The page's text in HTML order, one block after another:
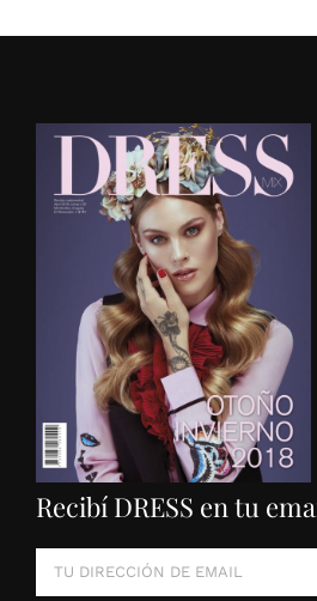
Recibí DRESS en tu